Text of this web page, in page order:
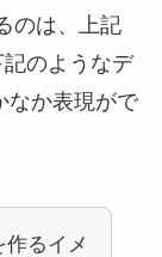
のは、上記
のようなデ
なか表現がで
るイメ